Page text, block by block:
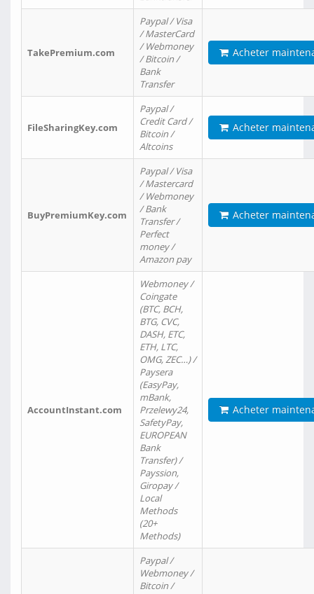
TakePremium.com
Paypal / Visa
/ MasterCard
/ Webmoney
/ Bitcoin /
Bank
Transfer
Acheter
FileSharingKey.com
Paypal /
Credit Card /
Bitcoin /
Altcoins
Acheter
BuyPremiumKey.com
Paypal / Visa
/ Mastercard
/ Webmoney
/ Bank
Transfer /
Perfect
money /
Amazon pay
Acheter
AccountInstant.com
Webmoney /
Coingate
(BTC, BCH,
BTG, CVC,
DASH, ETC,
ETH, LTC,
OMG, ZEC…) /
Paysera
(EasyPay,
mBank,
Przelewy24,
SafetyPay,
EUROPEAN
Bank
Transfer) /
Payssion,
Giropay /
Local
Methods
(20+
Methods)
Acheter
Paypal /
Webmoney /
Bitcoin /